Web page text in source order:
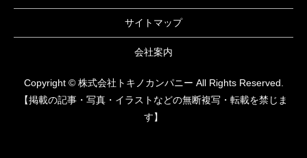
サイトマップ
会社案内
Copyright © 株式会社トキノカンパニー All Rights Reserved.
【掲載の記事・写真・イラストなどの無断複写・転載を禁じま
す】